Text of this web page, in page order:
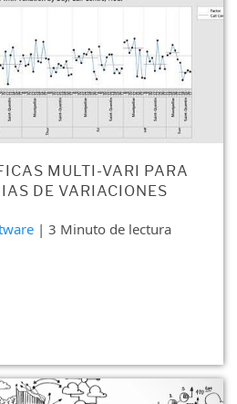
MULTI-VARI PARA
DE VARIACIONES
| 3 Minuto de lectura